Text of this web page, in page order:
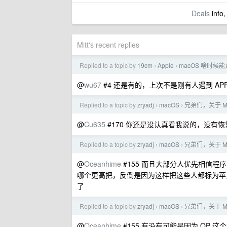
Dealsinfo,
Mitt's recent replies
Replied to a topic by 19cm › Apple › macOS 啥时候
@wu67 #4 还是有的，上次不是刚有人遇到
Replied to a topic byzryadj › macOS › 兄弟们，关于
@Cu635 #170 你还是没认真看我说的，没有
Replied to a topic byzryadj › macOS › 兄弟们，关于
@Oceanhime #155 而且大部分人优先相信程
哪个更高把，反倒是因为这样把这些人都标为
了
Replied to a topic byzryadj › macOS › 兄弟们，关于